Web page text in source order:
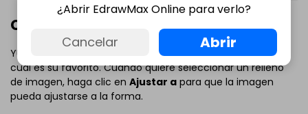
Cambiar de Relleno y Bordes
YUsted puede elegir diferentes estilos de relleno para ver
cuál es su favorito. Cuando quiere seleccionar un relleno
de imagen, haga clic en Ajustar a para que la imagen
pueda ajustarse a la forma.
¿Abrir EdrawMax Online para verlo?
Cancelar Abrir